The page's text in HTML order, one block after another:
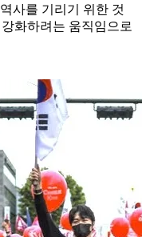
사를 기리기 위한 것
화하려는 움직임으로